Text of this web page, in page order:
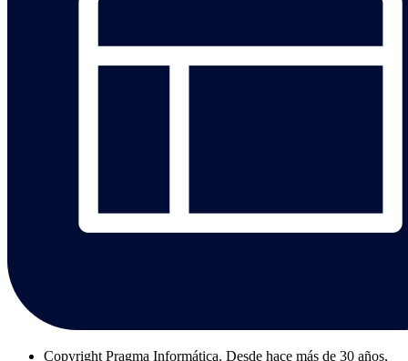
Copyright Pragma Informática. Desde hace más de 30 años,